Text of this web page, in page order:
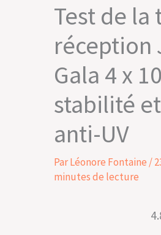
Test de la
réception
Gala 4 x
stabilité
anti-UV
ParLéonore Fontaine/
minutes de lecture